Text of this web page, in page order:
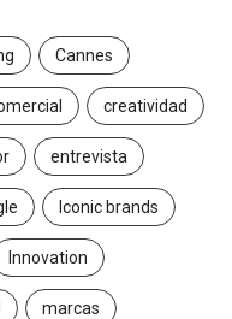
Cannes
creatividad
entrevista
Iconic brands
Innovation
marcas